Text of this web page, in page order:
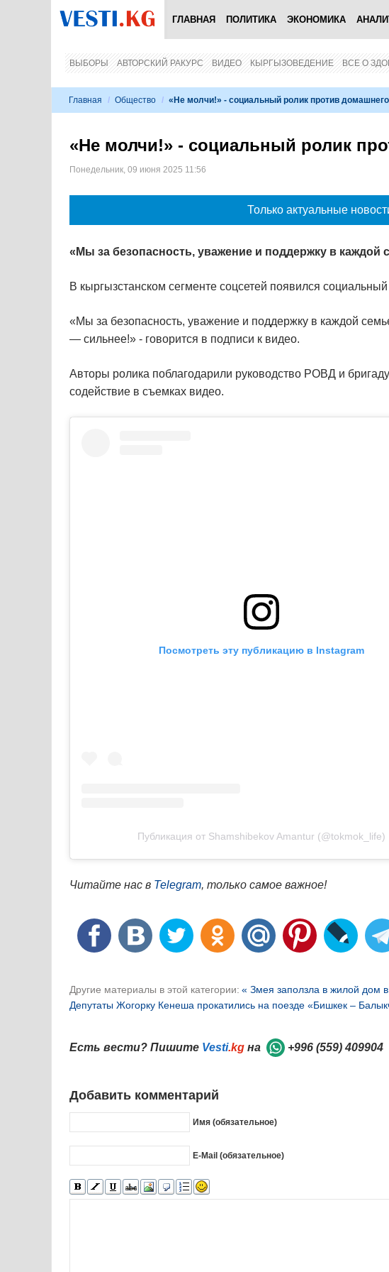
ГЛАВНАЯ ПОЛИТИКА ЭКОНОМИКА
ВЫБОРЫ АВТОРСКИЙ РАКУРС ВИДЕО КЫРГЫЗОВЕДЕНИЕ ВСЕ О
Главная / Общество / «Не молчи!» - социальный ролик против
«Не молчи!» - социальный ролик
Понедельник, 09 июня 2025 11:56
Только актуальные
«Мы за безопасность, уважение и поддержку в каждой
В кыргызстанском сегменте соцсетей появился
«Мы за безопасность, уважение и поддержку в каждой
— сильнее!» - говорится в подписи к видео.
Авторы ролика поблагодарили руководство РОВД и
содействие в съемках видео.
Посмотреть эту публикацию в Instagram
Публикация от Shamshibekov Amantur (@tokmok_life)
Читайте нас в Telegram, только самое важное!
Другие материалы в этой категории: « Змея заползла в жилой дом
Депутаты Жогорку Кенеша прокатились на поезде «Бишкек –
Есть вести? Пишите Vesti.kg на +996 (559) 409904
Добавить комментарий
Имя (обязательное)
E-Mail (обязательное)